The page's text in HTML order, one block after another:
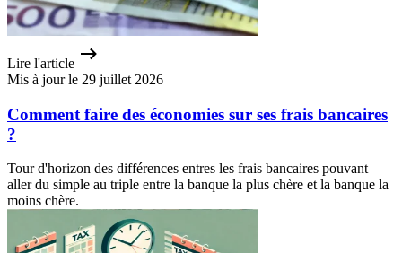
Lire l'article
Mis à jour le 29 juillet 2026
Comment faire des économies sur ses frais bancaires
?
Tour d'horizon des différences entres les frais bancaires pouvant
aller du simple au triple entre la banque la plus chère et la banque la
moins chère.